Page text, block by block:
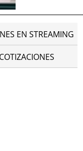
EN STREAMING